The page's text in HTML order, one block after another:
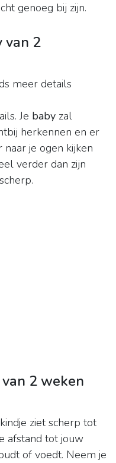
genoeg bij zijn.
van 2
meer details
Je baby zal
herkennen en er
naar je ogen kijken
verder dan zijn
2 weken
ziet scherp tot
afstand tot jouw
of voedt. Neem je